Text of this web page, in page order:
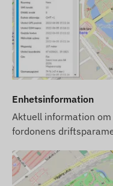
Enhetsinformation
Aktuell information
fordonens